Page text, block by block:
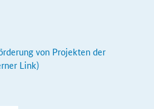
von Projekten der
Link)